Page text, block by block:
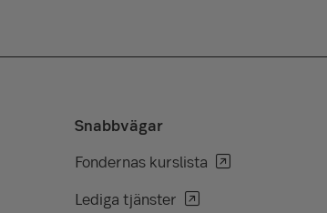
Snabbvägar
Fondernas kurslista
Lediga tjänster